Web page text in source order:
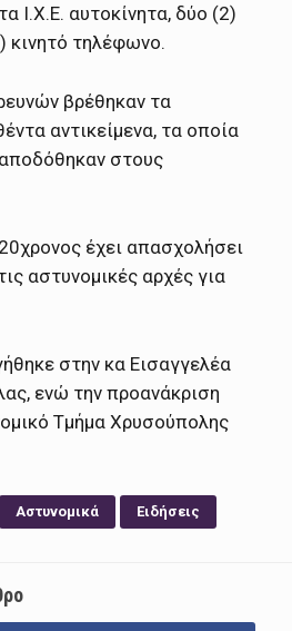
Ι.Χ.Ε. αυτοκίνητα, δύο (2)
κινητό τηλέφωνο.
βρέθηκαν τα
αντικείμενα, τα οποία
στους
έχει απασχολήσει
αστυνομικές αρχές για
στην κα Εισαγγελέα
ενώ την προανάκριση
Τμήμα Χρυσούπολης
Αστυνομικά Ειδήσεις